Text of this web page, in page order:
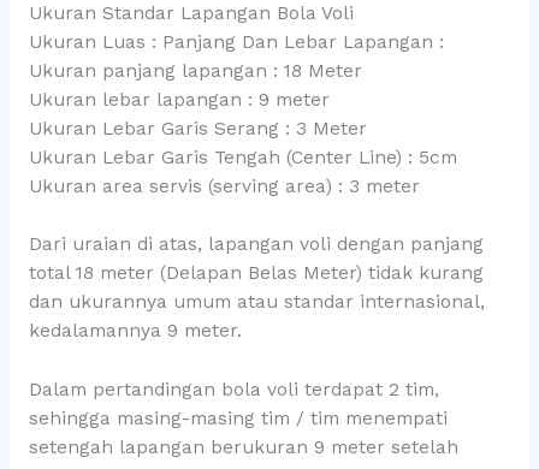
Ukuran Standar Lapangan Bola Voli
Ukuran Luas : Panjang Dan Lebar Lapangan :
Ukuran panjang lapangan : 18 Meter
Ukuran lebar lapangan : 9 meter
Ukuran Lebar Garis Serang : 3 Meter
Ukuran Lebar Garis Tengah (Center Line) : 5cm
Ukuran area servis (serving area) : 3 meter
Dari uraian di atas, lapangan voli dengan panjang
total 18 meter (Delapan Belas Meter) tidak kurang
dan ukurannya umum atau standar internasional,
kedalamannya 9 meter.
Dalam pertandingan bola voli terdapat 2 tim,
sehingga masing-masing tim / tim menempati
setengah lapangan berukuran 9 meter setelah